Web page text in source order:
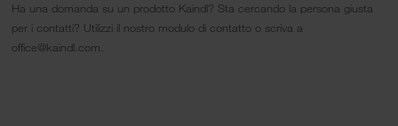
Ha una domanda su un prodotto Kaindl? Sta cercando la persona giusta
per i contatti? Utilizzi il nostro modulo di contatto o scriva a
office@kaindl.com.